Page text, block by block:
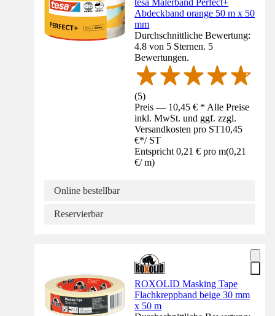
tesa Malerband Perfect+
Abdeckband orange 50 m x 50
mm
Durchschnittliche Bewertung:
4.8 von 5 Sternen. 5
Bewertungen.
(5)
Preis — 10,45 € * Alle Preise
inkl. MwSt. und ggf. zzgl.
Versandkosten pro ST10,45
€*/ ST
Entspricht 0,21 € pro m(0,21
€/ m)
Online bestellbar
Reservierbar
ROXOLID Masking Tape
Flachkreppband beige 30 mm
x 50 m